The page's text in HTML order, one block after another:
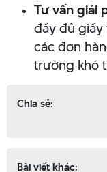
Tư vấn giải
đầy đủ
các đơn
trường khó
Chia sẻ:
Bài viết khác: